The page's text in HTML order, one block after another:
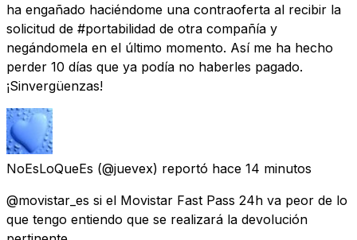
ha engañado haciéndome una contraoferta al recibir la
solicitud de #portabilidad de otra compañía y
negándomela en el último momento. Así me ha hecho
perder 10 días que ya podía no haberles pagado.
¡Sinvergüenzas!
NoEsLoQueEs (@juevex) reportó hace 14 minutos
@movistar_es si el Movistar Fast Pass 24h va peor de lo
que tengo entiendo que se realizará la devolución